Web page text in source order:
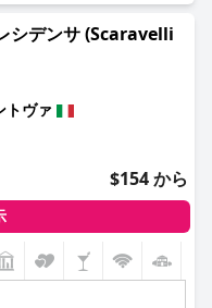
ポリは十分な部屋の広
必要なアメニティが揃っ
移動が制限されている人
は少し狭いかもしれませ
なロケーション、素晴
した清潔さ、そしてフレ
、思い出に残る滞在を提
るにもかかわらず、マン
の選択肢です。
ていますが、一部のゲス
さを指摘する声もありま
ないほど清潔な客室と手
の高い衛生基準を反映し
ーさ、プロ意識、卓越し
ストを歓迎し、大切にし
。
続の問題が発生するゲ
ィブです。駐車場は便利
用ガレージ、追加の有料
から好評を得ています。
シデンサ (Scaravelli
トヴァ
$154 から